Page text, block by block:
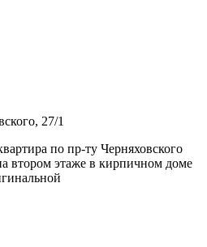
27/1
по пр-ту Черняховского
втором этаже в кирпичном доме